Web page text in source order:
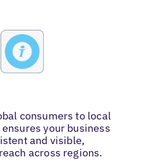
consumers to local
your business
and visible,
across regions.